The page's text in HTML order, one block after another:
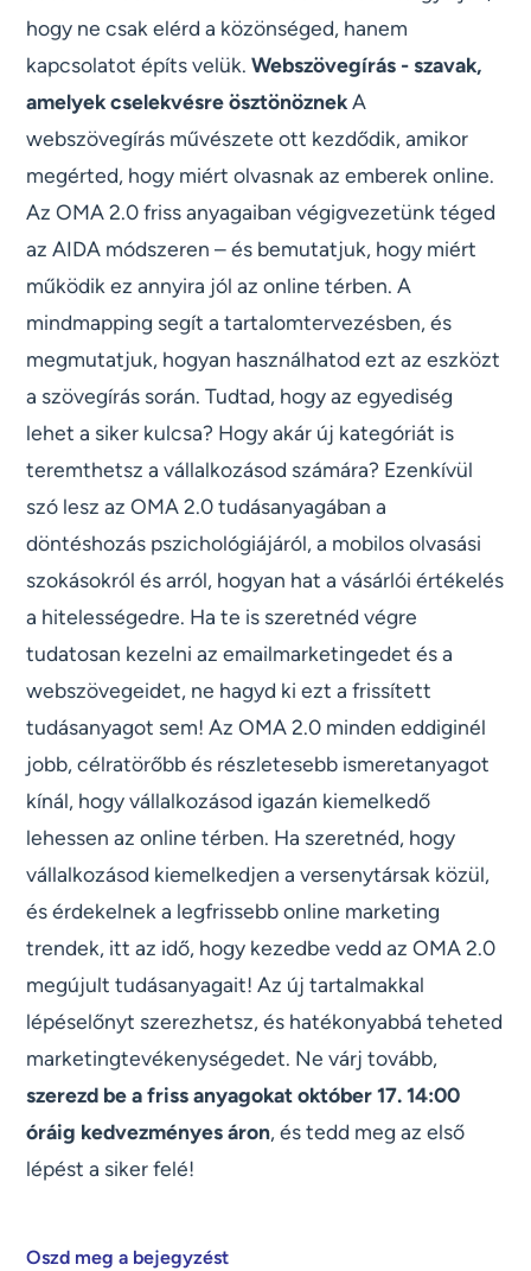
hogy ne csak elérd a közönséged, hanem
kapcsolatot építs velük.Webszövegírás - szavak,
amelyek cselekvésre ösztönöznekA
webszövegírás művészete ott kezdődik, amikor
megérted, hogy miért olvasnak az emberek online.
Az OMA 2.0 friss anyagaiban végigvezetünk téged
az AIDA módszeren – és bemutatjuk, hogy miért
működik ez annyira jól az online térben. A
mindmapping segít a tartalomtervezésben, és
megmutatjuk, hogyan használhatod ezt az eszközt
a szövegírás során. Tudtad, hogy az egyediség
lehet a siker kulcsa? Hogy akár új kategóriát is
teremthetsz a vállalkozásod számára? Ezenkívül
szó lesz az OMA 2.0 tudásanyagában a
döntéshozás pszichológiájáról, a mobilos olvasási
szokásokról és arról, hogyan hat a vásárlói értékelés
a hitelességedre. Ha te is szeretnéd végre
tudatosan kezelni az emailmarketingedet és a
webszövegeidet, ne hagyd ki ezt a frissített
tudásanyagot sem! Az OMA 2.0 minden eddiginél
jobb, célratörőbb és részletesebb ismeretanyagot
kínál, hogy vállalkozásod igazán kiemelkedő
lehessen az online térben. Ha szeretnéd, hogy
vállalkozásod kiemelkedjen a versenytársak közül,
és érdekelnek a legfrissebb online marketing
trendek, itt az idő, hogy kezedbe vedd az OMA 2.0
megújult tudásanyagait! Az új tartalmakkal
lépéselőnyt szerezhetsz, és hatékonyabbá teheted
marketingtevékenységedet. Ne várj tovább,
szerezd be a friss anyagokat október 17. 14:00
óráig kedvezményes áron, és tedd meg az első
lépést a siker felé!
Oszd meg a bejegyzést